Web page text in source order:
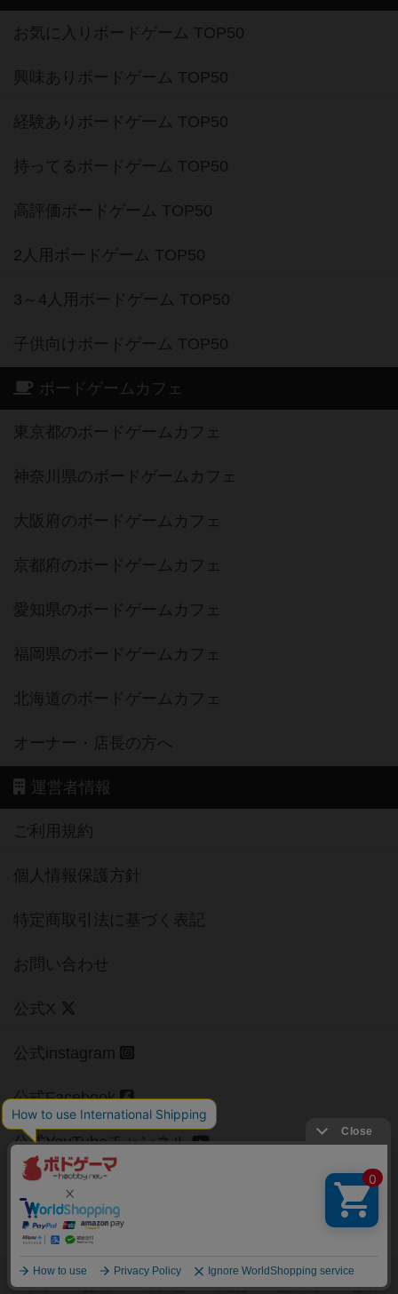
お気に入りボードゲーム TOP50
興味ありボードゲーム TOP50
経験ありボードゲーム TOP50
持ってるボードゲーム TOP50
高評価ボードゲーム TOP50
2人用ボードゲーム TOP50
3～4人用ボードゲーム TOP50
子供向けボードゲーム TOP50
ボードゲームカフェ
東京都のボードゲームカフェ
神奈川県のボードゲームカフェ
大阪府のボードゲームカフェ
京都府のボードゲームカフェ
愛知県のボードゲームカフェ
福岡県のボードゲームカフェ
北海道のボードゲームカフェ
オーナー・店長の方へ
運営者情報
ご利用規約
個人情報保護方針
特定商取引法に基づく表記
お問い合わせ
公式X
公式instagram
公式Facebook
公式YouTubeチャンネル